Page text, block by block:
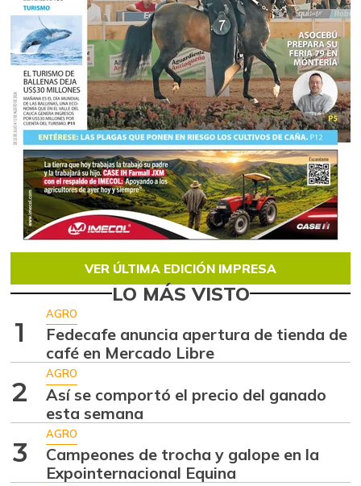
VER ÚLTIMA EDICIÓN IMPRESA
LO MÁS VISTO
1
AGRO
Fedecafe anuncia apertura de tienda de
café en Mercado Libre
2
AGRO
Así se comportó el precio del ganado
esta semana
3
AGRO
Campeones de trocha y galope en la
Expointernacional Equina